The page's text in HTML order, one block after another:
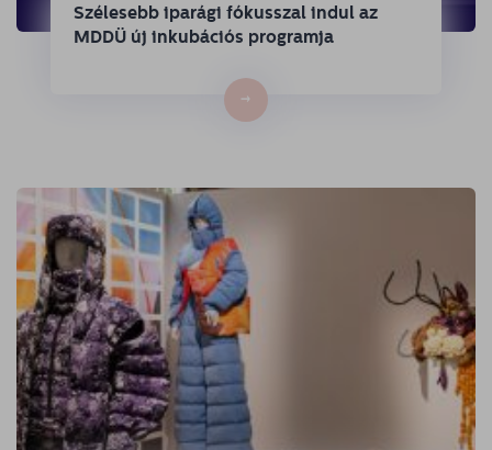
Szélesebb iparági fókusszal indul az
MDDÜ új inkubációs programja
→